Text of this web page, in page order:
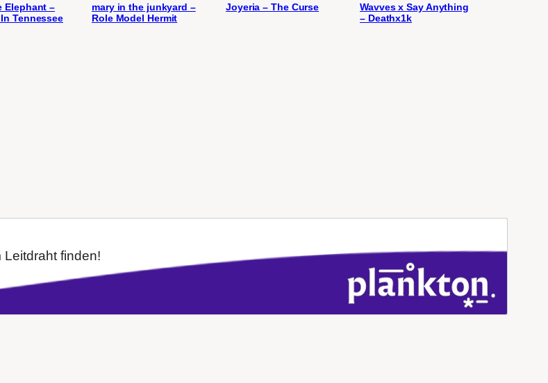
Elephant –
Tennessee
mary in the junkyard –
Role Model Hermit
Joyeria – The Curse
Wavves x Say Anything
– Deathx1k
finden!